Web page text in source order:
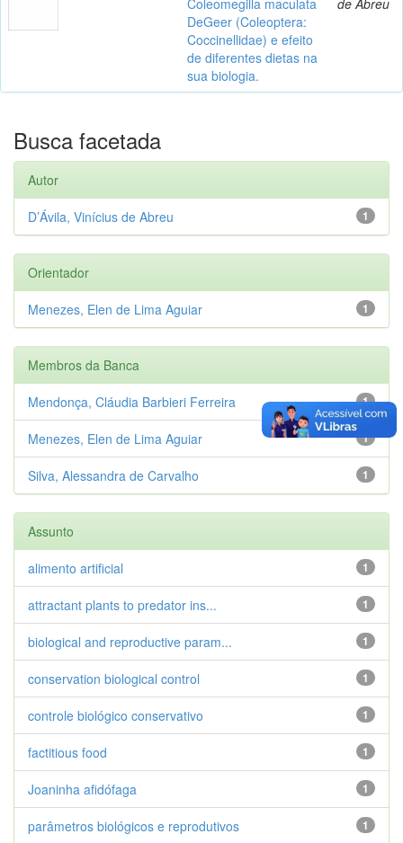
DeGeer (Coleoptera:
Coccinellidae) e efeito
de diferentes dietas na
sua biologia.
Busca facetada
Autor
1
D’Ávila, Vinícius de Abreu
Orientador
1
Menezes, Elen de Lima Aguiar
Membros da Banca
1
Mendonça, Cláudia Barbieri Ferreira
1
Menezes, Elen de Lima Aguiar
1
Silva, Alessandra de Carvalho
Assunto
1
alimento artificial
1
attractant plants to predator ins...
1
biological and reproductive param...
1
conservation biological control
1
controle biológico conservativo
1
factitious food
1
Joaninha afidófaga
1
parâmetros biológicos e reprodutivos